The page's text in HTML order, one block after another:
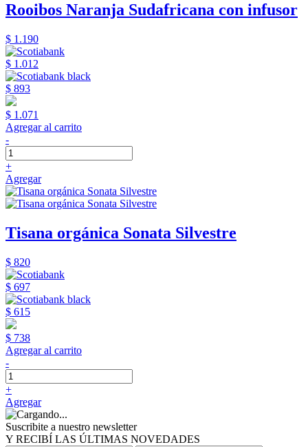
Rooibos Naranja Sudafricana con infusor
$ 1.190
$ 1.012
$ 893
$ 1.071
Agregar al carrito
-
+
Agregar
Tisana orgánica Sonata Silvestre
$ 820
$ 697
$ 615
$ 738
Agregar al carrito
-
+
Agregar
Suscribite a nuestro newsletter
Y RECIBÍ LAS ÚLTIMAS NOVEDADES